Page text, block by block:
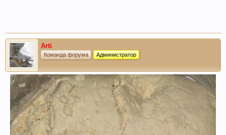
Arti
Команда форума Администратор